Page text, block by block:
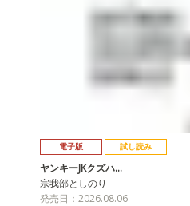
電子版 試し読み
ヤンキーJKクズハ…
宗我部としのり
発売日：2026.08.06